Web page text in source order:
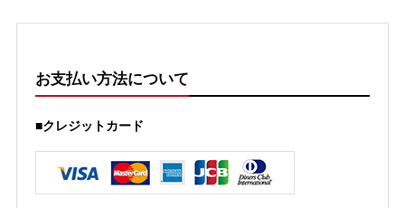
お支払い方法について
■クレジットカード